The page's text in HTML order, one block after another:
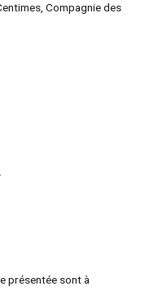
Compagnie des
présentée sont à